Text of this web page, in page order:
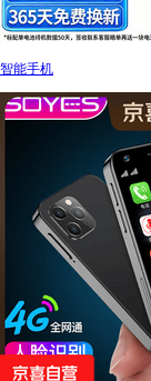
智能手机